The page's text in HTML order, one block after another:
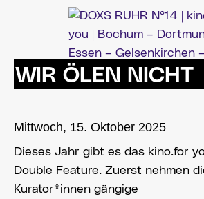
springen
WIR ÖLEN NICHT
Mittwoch, 15. Oktober 2025
Dieses Jahr gibt es das kino.for
Double Feature. Zuerst nehmen
Kurator*innen gängige